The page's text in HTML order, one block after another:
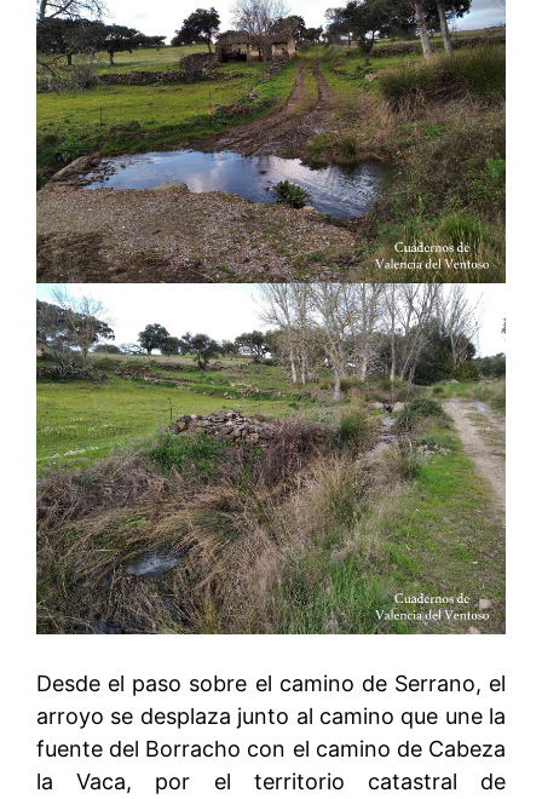
Desde el paso sobre el camino de Serrano, el
arroyo se desplaza junto al camino que une la
fuente del Borracho con el camino de Cabeza
la Vaca, por el territorio catastral de